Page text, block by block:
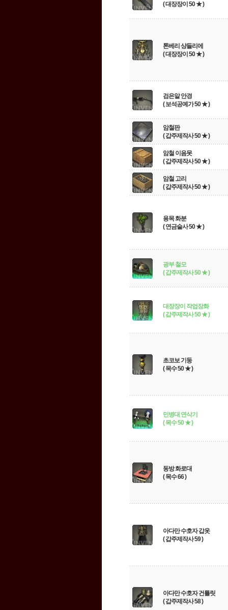
( 대장장이 50 ★ )
톤베리 샹들리에
( 대장장이 50 ★ )
검은알 안경
( 보석공예가 50 ★ )
암철판
( 갑주제작사 50 ★ )
암철 이음못
( 갑주제작사 50 ★ )
암철 고리
( 갑주제작사 50 ★ )
용목 화분
( 연금술사 50 ★ )
광부 철모
( 갑주제작사 50 ★ )
대장장이 작업장화
( 갑주제작사 50 ★ )
초코보 기둥
( 목수 50 ★ )
민병대 연삭기
( 목수 50 ★ )
동방 화로대
( 목수 66 )
아다만 수호자 갑옷
( 갑주제작사 59 )
아다만 수호자 건틀릿
( 갑주제작사 58 )